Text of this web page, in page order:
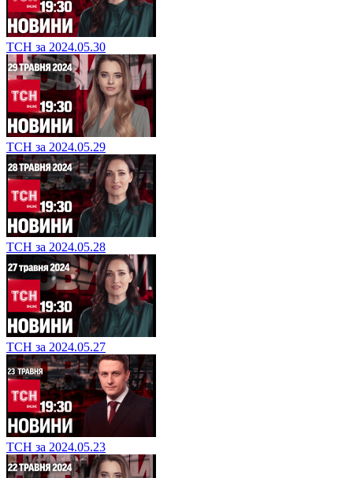
ТСН за 2024.05.30
ТСН за 2024.05.29
ТСН за 2024.05.28
ТСН за 2024.05.27
ТСН за 2024.05.23